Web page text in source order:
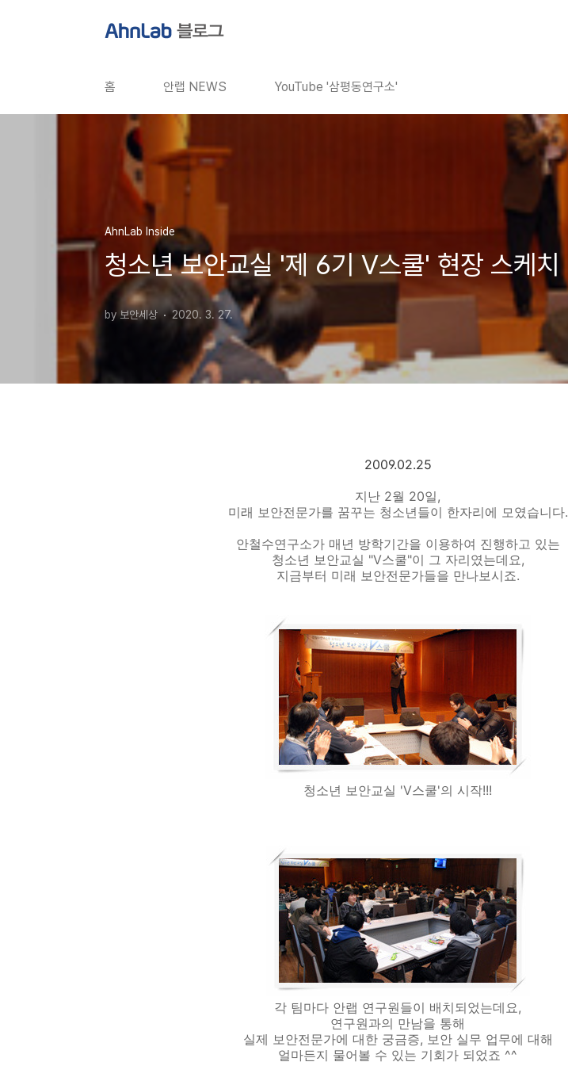
홈 안랩 NEWS YouTube '삼평동연구소'
AhnLab Inside
청소년 보안교실 '제 6기 V스쿨' 현장 스케치
by 보안세상 2020. 3. 27.
2009.02.25
지난 2월 20일,
미래 보안전문가를 꿈꾸는 청소년들이 한자리에 모였습니다.
안철수연구소가 매년 방학기간을 이용하여 진행하고 있는
청소년 보안교실 "V스쿨"이 그 자리였는데요,
지금부터 미래 보안전문가들을 만나보시죠.
청소년 보안교실 'V스쿨'의 시작!!!
각 팀마다 안랩 연구원들이 배치되었는데요,
연구원과의 만남을 통해
실제 보안전문가에 대한 궁금증, 보안 실무 업무에 대해
얼마든지 물어볼 수 있는 기회가 되었죠 ^^